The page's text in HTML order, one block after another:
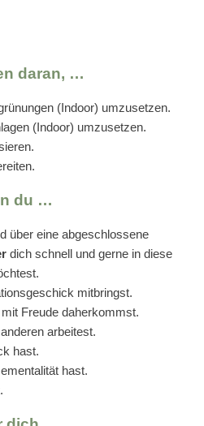
daran, …
(Indoor) umzusetzen.
(Indoor) umzusetzen.
du …
über eine abgeschlossene
dich schnell und gerne in diese
mitbringst.
Freude daherkommst.
arbeitest.
hast.
hast.